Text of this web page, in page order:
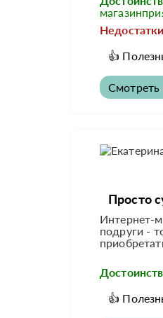
👍
Смотреть
Просто
Интернет-
подруги -
👍